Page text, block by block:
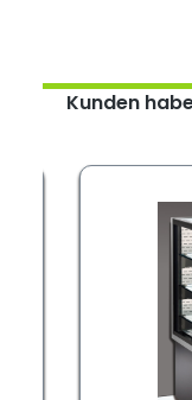
Kunden